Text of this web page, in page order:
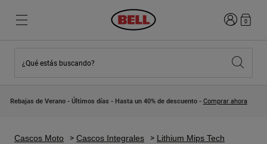
Novedades
Cascos Motocross Niño
Novedades
Lifestyle
Iniciar0
¿Qué estás buscando?
Rebajas de Verano - Últimos días - Hasta un 40% de descuento - Comprar ahora
Cascos Moto Cascos Integrales Lithium Mips Tech